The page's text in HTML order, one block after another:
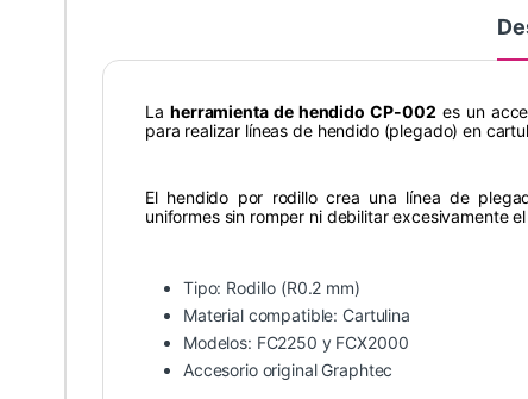
Laherramienta de hendido CP-002 es un
para realizar líneas de hendido (plegado) en
El hendido por rodillo crea una línea de
uniformes sin romper ni debilitar excesivamente
Tipo: Rodillo (R0.2 mm)
Material compatible: Cartulina
Modelos: FC2250 y FCX2000
Accesorio original Graphtec